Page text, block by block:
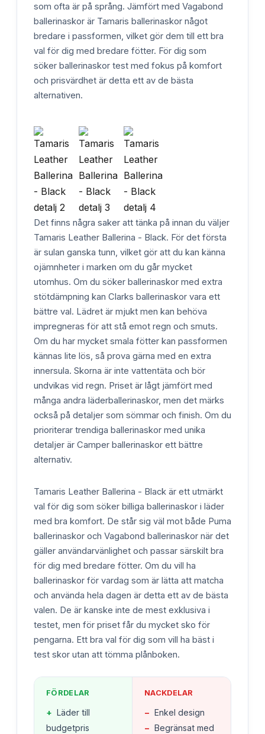
som ofta är på språng. Jämfört med Vagabond
ballerinaskor är Tamaris ballerinaskor något
bredare i passformen, vilket gör dem till ett bra
val för dig med bredare fötter. För dig som
söker ballerinaskor test med fokus på komfort
och prisvärdhet är detta ett av de bästa
alternativen.
Det finns några saker att tänka på innan du väljer
Tamaris Leather Ballerina - Black. För det första
är sulan ganska tunn, vilket gör att du kan känna
ojämnheter i marken om du går mycket
utomhus. Om du söker ballerinaskor med extra
stötdämpning kan Clarks ballerinaskor vara ett
bättre val. Lädret är mjukt men kan behöva
impregneras för att stå emot regn och smuts.
Om du har mycket smala fötter kan passformen
kännas lite lös, så prova gärna med en extra
innersula. Skorna är inte vattentäta och bör
undvikas vid regn. Priset är lågt jämfört med
många andra läderballerinaskor, men det märks
också på detaljer som sömmar och finish. Om du
prioriterar trendiga ballerinaskor med unika
detaljer är Camper ballerinaskor ett bättre
alternativ.
Tamaris Leather Ballerina - Black är ett utmärkt
val för dig som söker billiga ballerinaskor i läder
med bra komfort. De står sig väl mot både Puma
ballerinaskor och Vagabond ballerinaskor när det
gäller användarvänlighet och passar särskilt bra
för dig med bredare fötter. Om du vill ha
ballerinaskor för vardag som är lätta att matcha
och använda hela dagen är detta ett av de bästa
valen. De är kanske inte de mest exklusiva i
testet, men för priset får du mycket sko för
pengarna. Ett bra val för dig som vill ha bäst i
test skor utan att tömma plånboken.
FÖRDELAR
+ Läder till
budgetpris
NACKDELAR
− Enkel design
− Begränsat med